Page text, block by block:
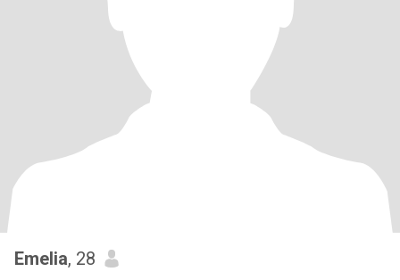
Emelia, 28